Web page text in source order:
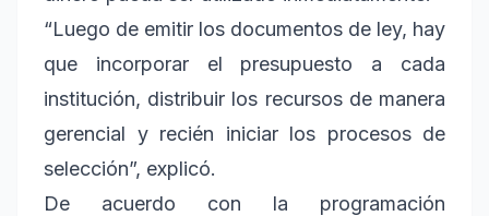
“Luego de emitir los documentos de ley, hay
que incorporar el presupuesto a cada
institución, distribuir los recursos de manera
gerencial y recién iniciar los procesos de
selección”, explicó.
De acuerdo con la programación